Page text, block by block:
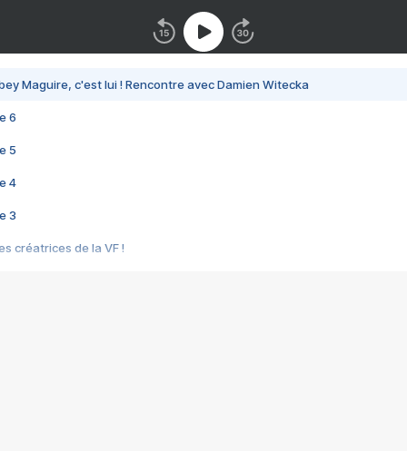
Maguire, c'est lui ! Rencontre avec Damien Witecka
6
5
4
3
créatrices de la VF !